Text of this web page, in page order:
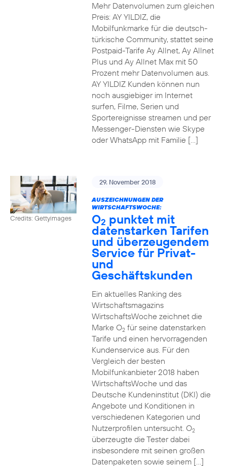
Mehr Datenvolumen zum gleichen
Preis: AY YILDIZ, die
Mobilfunkmarke für die deutsch-
türkische Community, stattet seine
Postpaid-Tarife Ay Allnet, Ay Allnet
Plus und Ay Allnet Max mit 50
Prozent mehr Datenvolumen aus.
AY YILDIZ Kunden können nun
noch ausgiebiger im Internet
surfen, Filme, Serien und
Sportereignisse streamen und per
Messenger-Diensten wie Skype
oder WhatsApp mit Familie […]
Credits: Gettyimages
29. November 2018
AUSZEICHNUNGEN DER
WIRTSCHAFTSWOCHE:
O2 punktet mit
datenstarken Tarifen
und überzeugendem
Service für Privat-
und
Geschäftskunden
Ein aktuelles Ranking des
Wirtschaftsmagazins
WirtschaftsWoche zeichnet die
Marke O2für seine datenstarken
Tarife und einen hervorragenden
Kundenservice aus. Für den
Vergleich der besten
Mobilfunkanbieter 2018 haben
WirtschaftsWoche und das
Deutsche Kundeninstitut (DKI) die
Angebote und Konditionen in
verschiedenen Kategorien und
Nutzerprofilen untersucht. O2
überzeugte die Tester dabei
insbesondere mit seinen großen
Datenpaketen sowie seinem […]